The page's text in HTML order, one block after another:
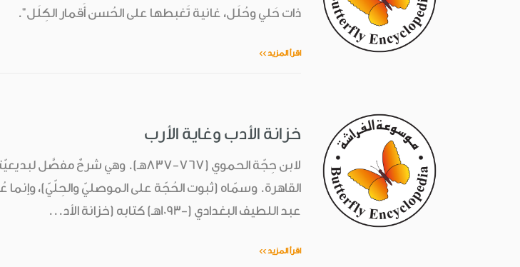
ذات حَلي وحُلَل، غانية تَغبطها على الحُسن أَقمار الكِلَل".
اقرأ المزيد >>
خزانة الأدب وغاية الأرب
لابن حِجّة الحموي (767-837هـ). وهي
القاهرة. وسمّاه (ثبوت الحُجّة على الموصليّ والحِلّيّ)،
عبد اللطيف البغدادي (-1093هـ) كتابه (خزانة الأد...
اقرأ المزيد >>